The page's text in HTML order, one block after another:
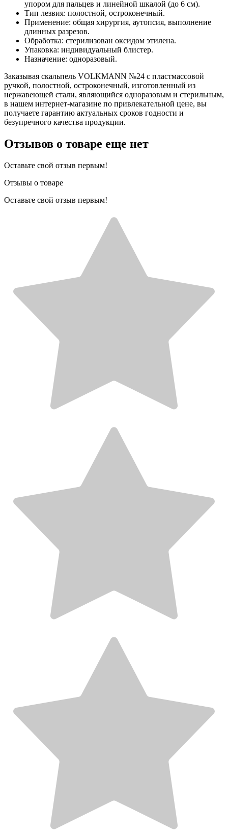
упором для пальцев и линейной шкалой (до 6 см).
Тип лезвия: полостной, остроконечный.
Применение: общая хирургия, аутопсия, выполнение
длинных разрезов.
Обработка: стерилизован оксидом этилена.
Упаковка: индивидуальный блистер.
Назначение: одноразовый.
Заказывая скальпель VOLKMANN №24 с пластмассовой
ручкой, полостной, остроконечный, изготовленный из
нержавеющей стали, являющийся одноразовым и стерильным,
в нашем интернет-магазине по привлекательной цене, вы
получаете гарантию актуальных сроков годности и
безупречного качества продукции.
Отзывов о товаре еще нет
Оставьте свой отзыв первым!
Отзывы о товаре
Оставьте свой отзыв первым!